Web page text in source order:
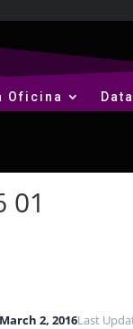
Oficina Data
01
March 2, 2016Last